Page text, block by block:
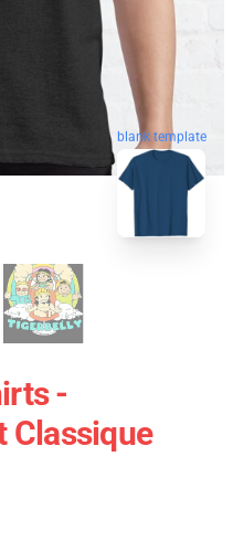
blank template
-
Classique